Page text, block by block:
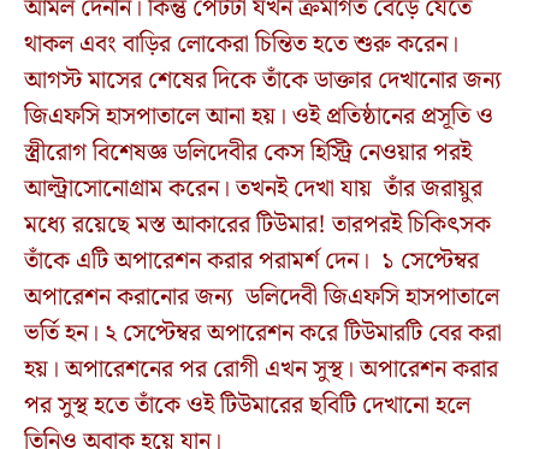
আমল দেননি। কিন্তু পেটটা যখন ক্রমাগত বেড়ে যেতে
থাকল এবং বাড়ির লোকেরা চিন্তিত হতে শুরু করেন।
আগস্ট মাসের শেষের দিকে তাঁকে ডাক্তার দেখানোর জন্য
জিএফসি হাসপাতালে আনা হয়। ওই প্রতিষ্ঠানের প্রসূতি ও
স্ত্রীরোগ বিশেষজ্ঞ ডলিদেবীর কেস হিস্ট্রি নেওয়ার পরই
আল্ট্রাসোনোগ্রাম করেন। তখনই দেখা যায় তাঁর জরায়ুর
মধ্যে রয়েছে মস্ত আকারের টিউমার! তারপরই চিকিৎসক
তাঁকে এটি অপারেশন করার পরামর্শ দেন। ১ সেপ্টেম্বর
অপারেশন করানোর জন্য ডলিদেবী জিএফসি হাসপাতালে
ভর্তি হন। ২ সেপ্টেম্বর অপারেশন করে টিউমারটি বের করা
হয়। অপারেশনের পর রোগী এখন সুস্থ। অপারেশন করার
পর সুস্থ হতে তাঁকে ওই টিউমারের ছবিটি দেখানো হলে